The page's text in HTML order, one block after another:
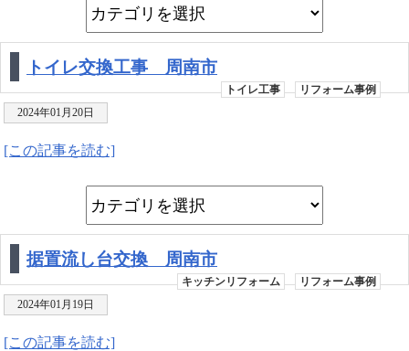
トイレ交換工事 周南市
トイレ工事 リフォーム事例
2024年01月20日
[この記事を読む]
据置流し台交換 周南市
キッチンリフォーム リフォーム事例
2024年01月19日
[この記事を読む]